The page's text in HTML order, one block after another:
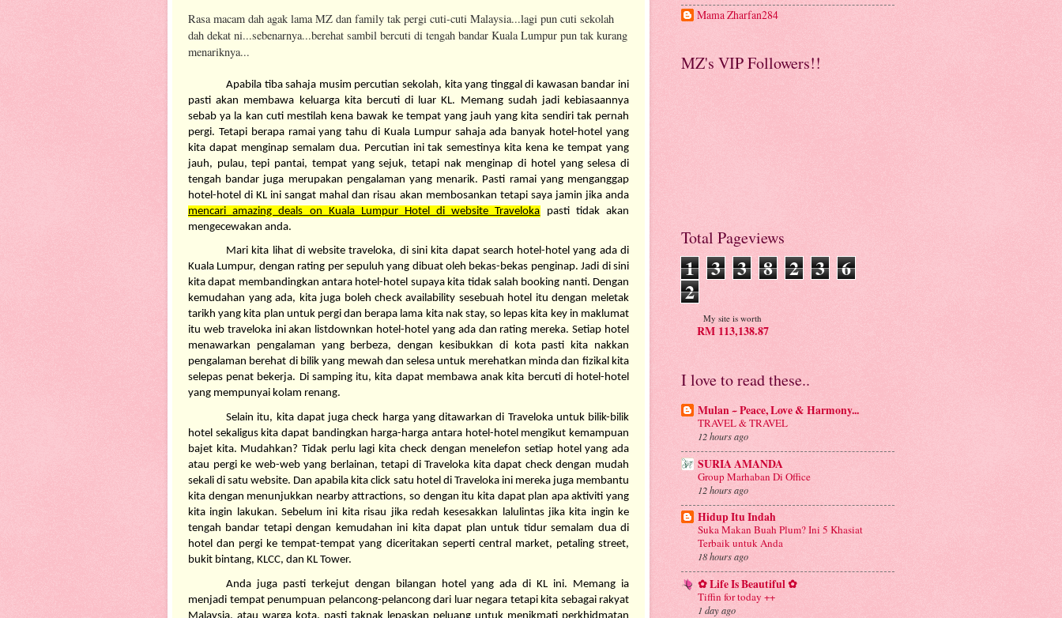
Rasa macam dah agak lama MZ dan family tak pergi cuti-cuti Malaysia...lagi pun cuti sekolah
dah dekat ni...sebenarnya...berehat sambil bercuti di tengah bandar Kuala Lumpur pun tak kurang
menariknya...
Apabila tiba sahaja musim percutian sekolah, kita yang tinggal di kawasan bandar ini
pasti akan membawa keluarga kita bercuti di luar KL. Memang sudah jadi kebiasaannya
sebab ya la kan cuti mestilah kena bawak ke tempat yang jauh yang kita sendiri tak pernah
pergi. Tetapi berapa ramai yang tahu di Kuala Lumpur sahaja ada banyak hotel-hotel yang
kita dapat menginap semalam dua. Percutian ini tak semestinya kita kena ke tempat yang
jauh, pulau, tepi pantai, tempat yang sejuk, tetapi nak menginap di hotel yang selesa di
tengah bandar juga merupakan pengalaman yang menarik. Pasti ramai yang menganggap
mencari amazing deals on Kuala Lumpur Hotel di website Traveloka pasti tidak akan
mengecewakan anda.
Mari kita lihat di website traveloka, di sini kita dapat search hotel-hotel yang ada di
Kuala Lumpur, dengan rating per sepuluh yang dibuat oleh bekas-bekas penginap. Jadi di sini
kita dapat membandingkan antara hotel-hotel supaya kita tidak salah booking nanti. Dengan
kemudahan yang ada, kita juga boleh check availability sesebuah hotel itu dengan meletak
tarikh yang kita plan untuk pergi dan berapa lama kita nak stay, so lepas kita key in maklumat
itu web traveloka ini akan listdownkan hotel-hotel yang ada dan rating mereka. Setiap hotel
menawarkan pengalaman yang berbeza, dengan kesibukkan di kota pasti kita nakkan
pengalaman berehat di bilik yang mewah dan selesa untuk merehatkan minda dan fizikal kita
selepas penat bekerja. Di samping itu, kita dapat membawa anak kita bercuti di hotel-hotel
yang mempunyai kolam renang.
Selain itu, kita dapat juga check harga yang ditawarkan di Traveloka untuk bilik-bilik
hotel sekaligus kita dapat bandingkan harga-harga antara hotel-hotel mengikut kemampuan
bajet kita. Mudahkan? Tidak perlu lagi kita check dengan menelefon setiap hotel yang ada
atau pergi ke web-web yang berlainan, tetapi di Traveloka kita dapat check dengan mudah
sekali di satu website. Dan apabila kita click satu hotel di Traveloka ini mereka juga membantu
kita dengan menunjukkan nearby attractions, so dengan itu kita dapat plan apa aktiviti yang
kita ingin lakukan. Sebelum ini kita risau jika redah kesesakkan lalulintas jika kita ingin ke
tengah bandar tetapi dengan kemudahan ini kita dapat plan untuk tidur semalam dua di
hotel dan pergi ke tempat-tempat yang diceritakan seperti central market, petaling street,
bukit bintang, KLCC, dan KL Tower.
Anda juga pasti terkejut dengan bilangan hotel yang ada di KL ini. Memang ia
menjadi tempat penumpuan pelancong-pelancong dari luar negara tetapi kita sebagai rakyat
Mama Zharfan284
MZ's VIP Followers!!
Total Pageviews
1 3 3 8 2 3 6
2
My site is worth
RM 113,138.87
I love to read these..
Mulan ~ Peace, Love & Harmony...
TRAVEL & TRAVEL
12 hours ago
SURIA AMANDA
Group Marhaban Di Office
12 hours ago
Hidup Itu Indah
Suka Makan Buah Plum? Ini 5 Khasiat
Terbaik untuk Anda
18 hours ago
✿ Life Is Beautiful ✿
Tiffin for today ++
1 day ago